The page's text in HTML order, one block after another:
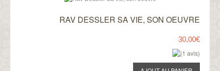
RAV DESSLER SA VIE, SON OEUVRE
30,00€